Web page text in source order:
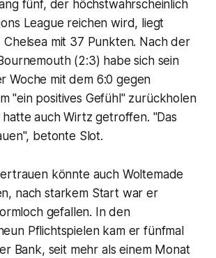
fünf, der höchstwahrscheinlich
League reichen wird, liegt
mit 37 Punkten. Nach der
(2:3) habe sich sein
Woche mit dem 6:0 gegen
"ein positives Gefühl" zurückholen
hatte auch Wirtz getroffen. "Das
betonte Slot.
könnte auch Woltemade
nach starkem Start war er
gefallen. In den
Pflichtspielen kam er fünfmal
Bank, seit mehr als einem Monat